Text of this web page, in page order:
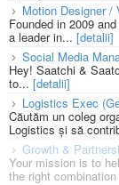
Motion Designer /
Founded in 2009
a leader in... [detalii]
Social Media
Hey! Saatchi &
to... [detalii]
Logistics Exec
Căutăm un coleg
Logistics și să
Growth &
Your mission is to
the right